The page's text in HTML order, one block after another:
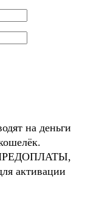
на деньги
ПРЕДОПЛАТЫ,
активации